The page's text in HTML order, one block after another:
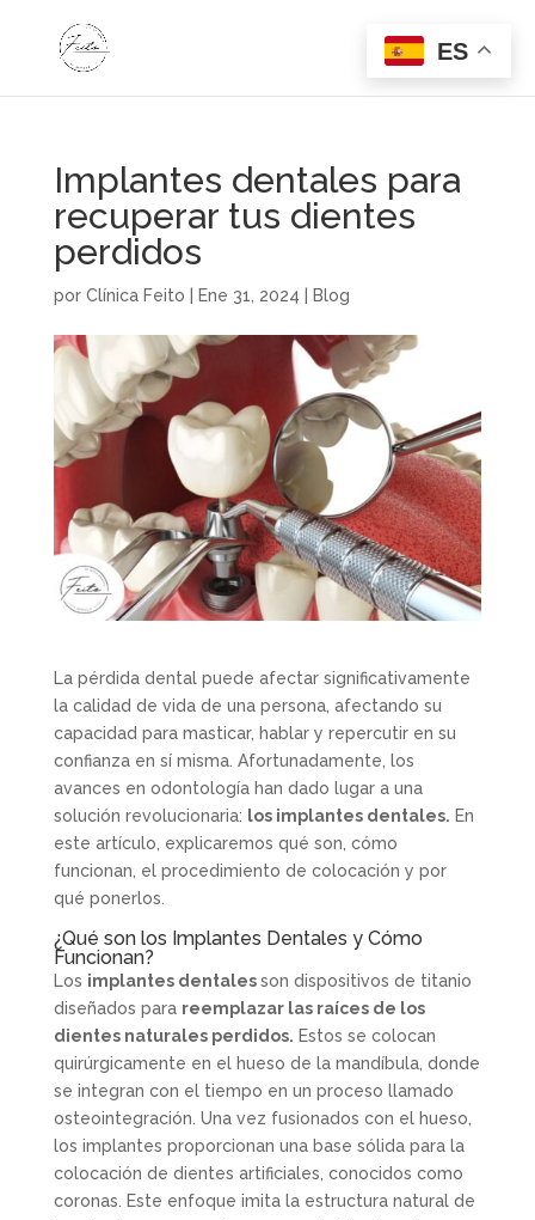
Implantes dentales para
recuperar tus dientes
perdidos
por Clínica Feito Ene 31, 2024 Blog
La pérdida dental puede afectar significativamente
la calidad de vida de una persona, afectando su
capacidad para masticar, hablar y repercutir en su
confianza en sí misma. Afortunadamente, los
avances en odontología han dado lugar a una
solución revolucionaria: los implantes dentales. En
este artículo, explicaremos qué son, cómo
funcionan, el procedimiento de colocación y por
qué ponerlos.
¿Qué son los Implantes Dentales y Cómo
Funcionan?
Los implantes dentalesson dispositivos de titanio
diseñados para reemplazar las raíces de los
dientes naturales perdidos. Estos se colocan
quirúrgicamente en el hueso de la mandíbula, donde
se integran con el tiempo en un proceso llamado
osteointegración. Una vez fusionados con el hueso,
los implantes proporcionan una base sólida para la
colocación de dientes artificiales, conocidos como
coronas. Este enfoque imita la estructura natural de
ES